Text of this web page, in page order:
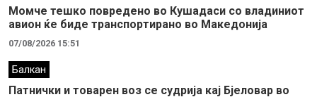
Момче тешко повредено во Кушадаси со владиниот
авион ќе биде транспортирано во Македонија
07/08/2026 15:51
Балкан
Патнички и товарен воз се судрија кај Бјеловар во